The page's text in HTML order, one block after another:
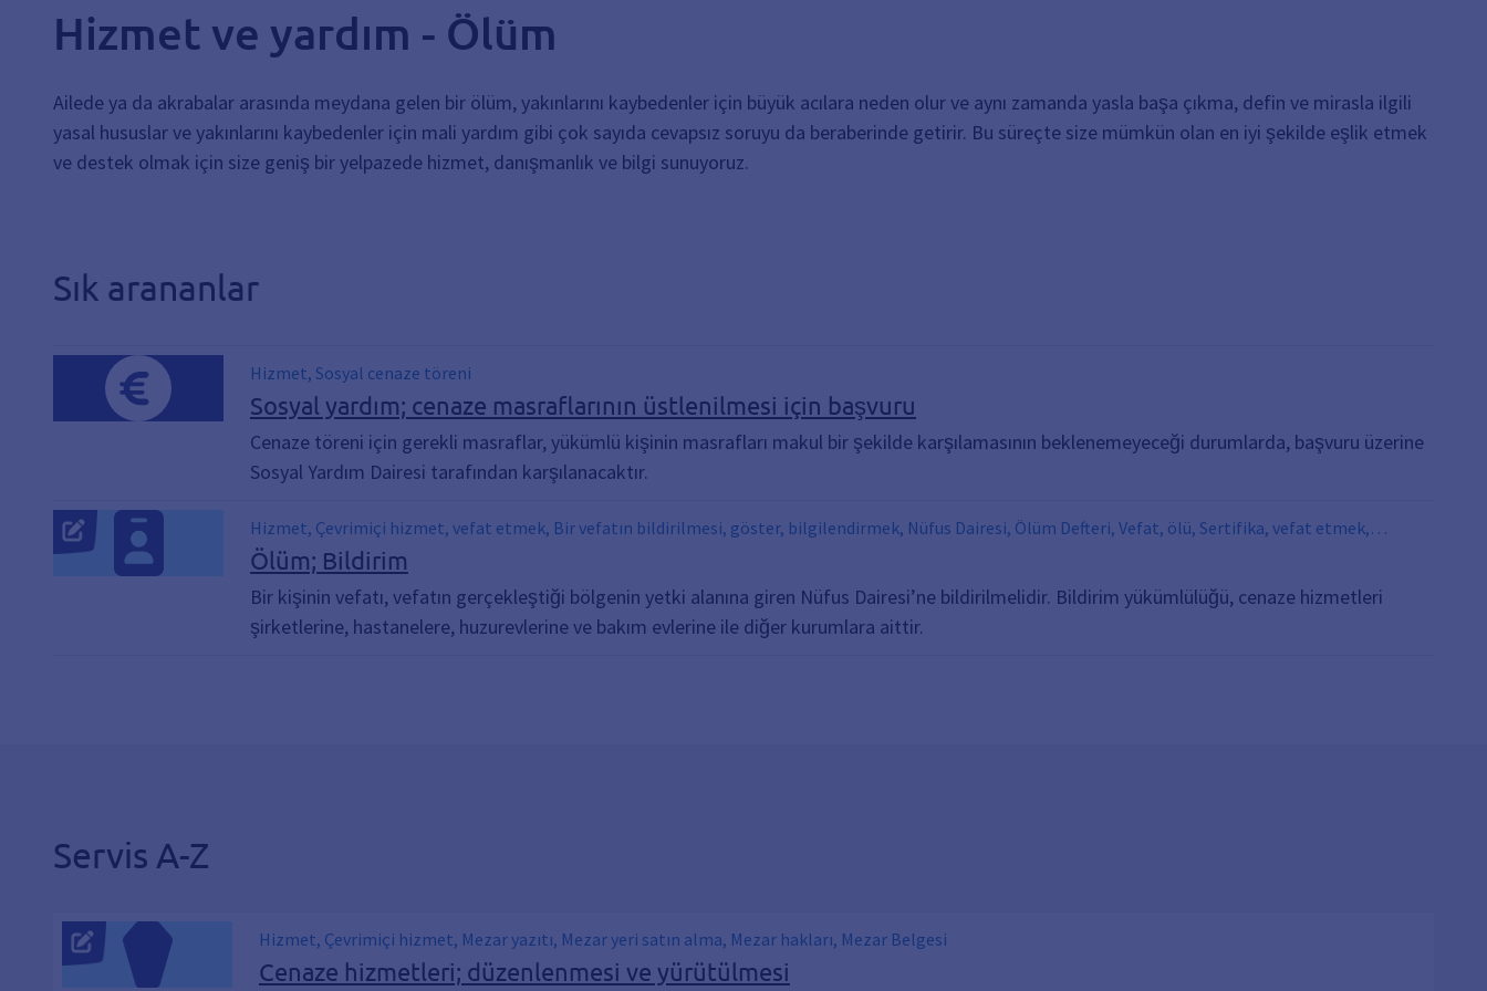
Hizmet ve yardım - Ölüm
Ailede ya da akrabalar arasında meydana gelen bir ölüm, yakınlarını kaybedenler için büyük acılara neden olur ve aynı zamanda yasla başa çıkma, defin ve mirasla ilgili
yasal hususlar ve yakınlarını kaybedenler için mali yardım gibi çok sayıda cevapsız soruyu da beraberinde getirir. Bu süreçte size mümkün olan en iyi şekilde eşlik etmek
ve destek olmak için size geniş bir yelpazede hizmet, danışmanlık ve bilgi sunuyoruz.
Sık arananlar
Hizmet, Sosyal cenaze töreni
Sosyal yardım; cenaze masraflarının üstlenilmesi için başvuru
Cenaze töreni için gerekli masraflar, yükümlü kişinin masrafları makul bir şekilde karşılamasının beklenemeyeceği durumlarda, başvuru üzerine
Sosyal Yardım Dairesi tarafından karşılanacaktır.
Hizmet, Çevrimiçi hizmet, vefat etmek, Bir vefatın bildirilmesi, göster, bilgilendirmek, Nüfus Dairesi, Ölüm Defteri, Vefat, ölü, Sertifika, vefat etmek,
Merhum
Ölüm; Bildirim
Bir kişinin vefatı, vefatın gerçekleştiği bölgenin yetki alanına giren Nüfus Dairesi’ne bildirilmelidir. Bildirim yükümlülüğü, cenaze hizmetleri
şirketlerine, hastanelere, huzurevlerine ve bakım evlerine ile diğer kurumlara aittir.
Servis A-Z
Hizmet, Çevrimiçi hizmet, Mezar yazıtı, Mezar yeri satın alma, Mezar hakları, Mezar Belgesi
Cenaze hizmetleri; düzenlenmesi ve yürütülmesi